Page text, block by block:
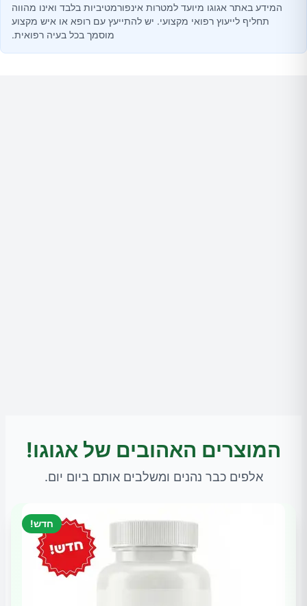
המידע באתר אגוגו מיועד למטרות אינפורמטיביות בלבד ואינו מהווה
תחליף לייעוץ רפואי מקצועי. יש להתייעץ עם רופא או איש מקצוע
מוסמך בכל בעיה רפואית.
המוצרים האהובים של אגוגו!
אלפים כבר נהנים ומשלבים אותם ביום יום.
חדש!